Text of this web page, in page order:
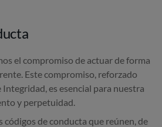
el compromiso de actuar de forma
Este compromiso, reforzado
es esencial para nuestra
y perpetuidad.
códigos de conducta que reúnen, de